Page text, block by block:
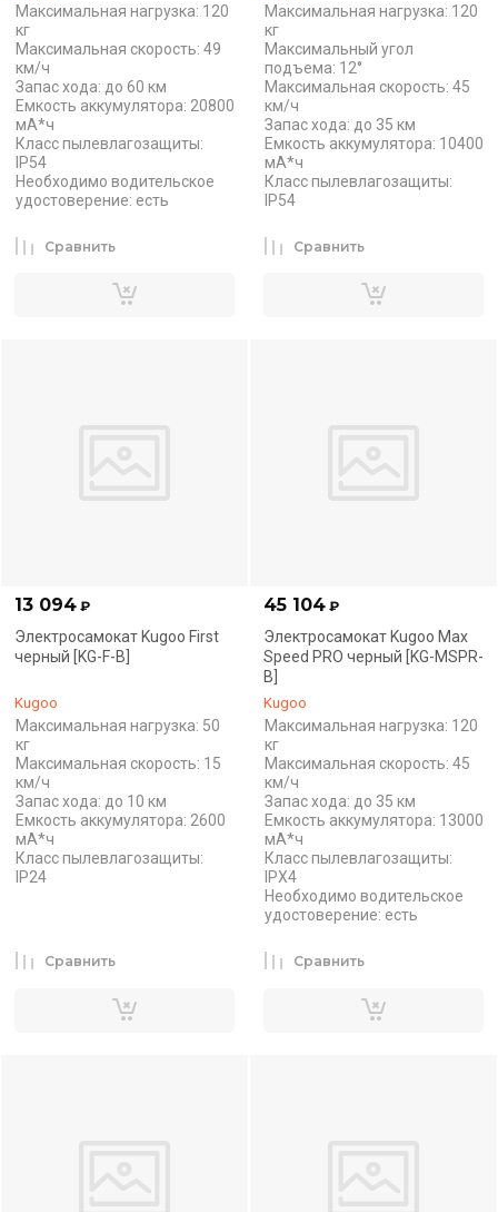
Максимальная нагрузка: 120
кг
Максимальная скорость: 49
км/ч
Запас хода: до 60 км
Емкость аккумулятора: 20800
мА*ч
Класс пылевлагозащиты:
IP54
Необходимо водительское
удостоверение: есть
Сравнить
Максимальная нагрузка: 120
кг
Максимальный угол
подъема: 12°
Максимальная скорость: 45
км/ч
Запас хода: до 35 км
Емкость аккумулятора: 10400
мА*ч
Класс пылевлагозащиты:
IP54
Сравнить
13 094 ₽
Электросамокат Kugoo First
черный [KG-F-B]
Kugoo
Максимальная нагрузка: 50
кг
Максимальная скорость: 15
км/ч
Запас хода: до 10 км
Емкость аккумулятора: 2600
мА*ч
Класс пылевлагозащиты:
IP24
Сравнить
45 104 ₽
Электросамокат Kugoo Max
Speed PRO черный [KG-MSPR-
B]
Kugoo
Максимальная нагрузка: 120
кг
Максимальная скорость: 45
км/ч
Запас хода: до 35 км
Емкость аккумулятора: 13000
мА*ч
Класс пылевлагозащиты:
IPX4
Необходимо водительское
удостоверение: есть
Сравнить